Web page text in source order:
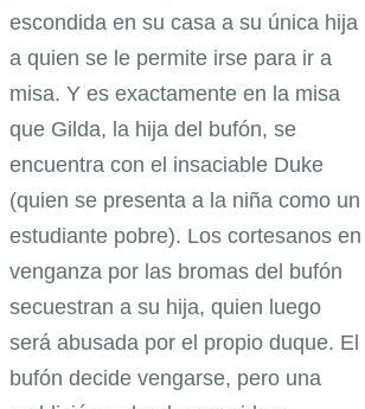
escondida en su casa a su única hija
a quien se le permite irse para ir a
misa. Y es exactamente en la misa
que Gilda, la hija del bufón, se
encuentra con el insaciable Duke
(quien se presenta a la niña como un
estudiante pobre). Los cortesanos en
venganza por las bromas del bufón
secuestran a su hija, quien luego
será abusada por el propio duque. El
bufón decide vengarse, pero una